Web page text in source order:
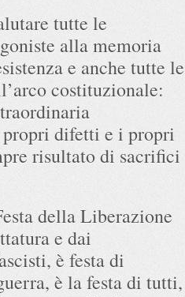
tutte le
alla memoria
e anche tutte le
costituzionale:
difetti e i propri
risultato di sacrifici
della Liberazione
e dai
è festa di
è la festa di tutti,